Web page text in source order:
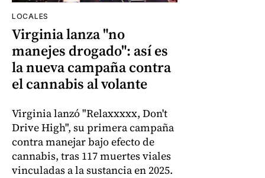
LOCALES
Virginia lanza "no
manejes drogado": así es
la nueva campaña contra
el cannabis al volante
Virginia lanzó "Relaxxxxx, Don't
Drive High", su primera campaña
contra manejar bajo efecto de
cannabis, tras 117 muertes viales
vinculadas a la sustancia en 2025.